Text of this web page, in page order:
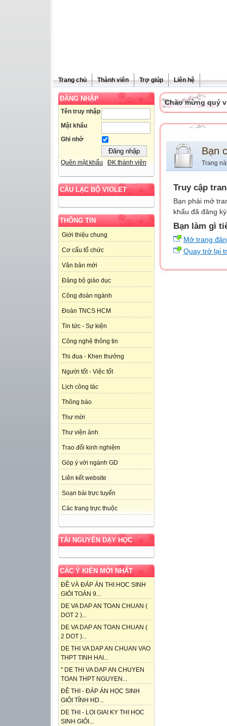
Trang chủ Thành viên Trợ giúp Liên hệ
ĐĂNG NHẬP
Tên truy nhập
Mật khẩu
Ghi nhớ
Quên mật khẩu ĐK thành viên
CÂU LẠC BỘ VIOLET
THÔNG TIN
Giới thiệu chung
Cơ cấu tổ chức
Văn bản mới
Đảng bộ giáo dục
Công đoàn ngành
Đoàn TNCS HCM
Tin tức - Sự kiện
Công nghệ thông tin
Thi đua - Khen thưởng
Người tốt - Việc tốt
Lịch công tác
Thông báo
Thư mời
Thư viện ảnh
Trao đổi kinh nghiệm
Góp ý với ngành GD
Liên kết website
Soạn bài trực tuyến
Các trang trực thuộc
TÀI NGUYÊN DẠY HỌC
CÁC Ý KIẾN MỚI NHẤT
ĐỀ VÀ ĐÁP ÁN THI HỌC SINH
GIỎI TOÁN 9...
DE VA DAP AN TOAN CHUAN (
DOT 2 )...
DE VA DAP AN TOAN CHUAN (
2 DOT )...
DE THI VA DAP AN CHUAN VAO
THPT TINH HAI...
" DE THI VA DAP AN CHUYEN
TOAN THPT NGUYEN...
ĐỀ THI - ĐÁP ÁN HỌC SINH
GIỎI TỈNH HD...
DE THI - LOI GIAI KY THI HỌC
SINH GIỎI...
Chào mừng quý
Bạn
Trang
Truy cập
Bạn phải mở
khẩu đã đăng
Bạn làm gì
Mở trang
Quay trở lại